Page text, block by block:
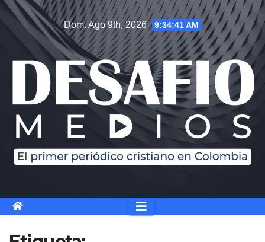
Saltar
contenido
Dom. Ago 9th, 2026 9:34:41 AM